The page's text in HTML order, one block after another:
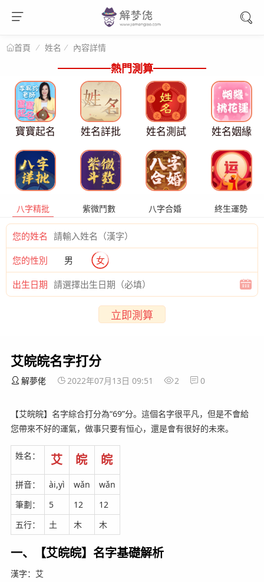
首頁 姓名 內容詳情
熱門測算
寶寶起名 姓名詳批 姓名測試 姓名姻緣
八字精批 紫微鬥數 八字合婚 終生運勢
您的姓名
您的性別 男 女
出生日期
立即測算
艾皖皖名字打分
解夢佬 2022年07月13日 09:51 2 0
【艾皖皖】名字綜合打分為“69”分。這個名字很平凡，但是不會給
您帶來不好的運氣，做事只要有恒心，還是會有很好的未來。
姓名： 艾 皖 皖
拼音： ài,yì wǎn
wǎn
筆劃：
5 12
12
五行：
土 木 木
一、【艾皖皖】名字基礎解析
漢字：艾